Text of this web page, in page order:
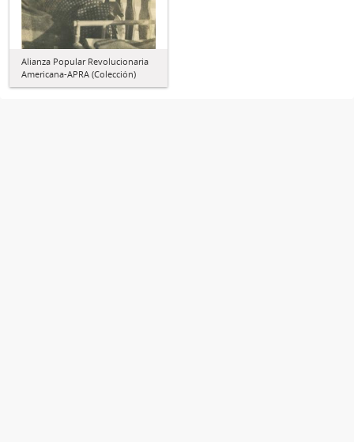
Alianza Popular Revolucionaria
Americana-APRA (Colección)